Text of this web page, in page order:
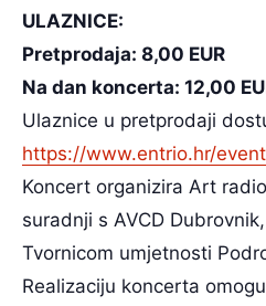
ULAZNICE:
Pretprodaja: 8,00 EUR
Na dan koncerta: 12,00
Ulaznice u pretprodaji
https://www.entrio.hr/
Koncert organizira Art
suradnji s AVCD
Tvornicom umjetnosti
Realizaciju koncerta